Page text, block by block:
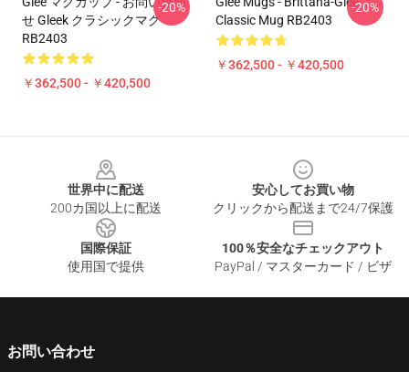
せ Gleek クラシックマグ
RB2403
￥362,500 - ￥420,500
-20%
Classic Mug RB2403
￥362,500 - ￥420,500
-20%
世界中に配送
200カ国以上に配送
安心してお買い物
クリックから配送まで24/7保護
国際保証
使用国で提供
100％安全なチェックアウト
PayPal / マスターカード / ビザ
お問い合わせ